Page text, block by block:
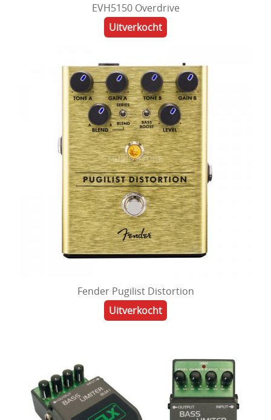
EVH5150 Overdrive
Uitverkocht
Fender Pugilist Distortion
Uitverkocht